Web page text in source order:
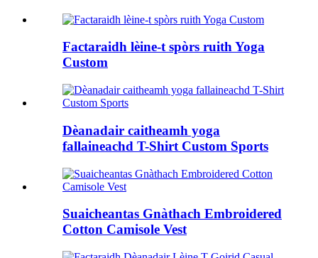
Factaraidh lèine-t spòrs ruith Yoga
Custom
Dèanadair caitheamh yoga
fallaineachd T-Shirt Custom Sports
Suaicheantas Gnàthach Embroidered
Cotton Camisole Vest